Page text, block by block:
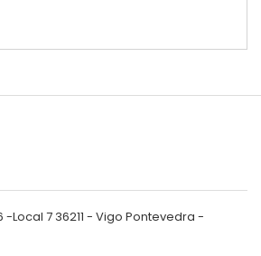
Local 7 36211 - Vigo Pontevedra -